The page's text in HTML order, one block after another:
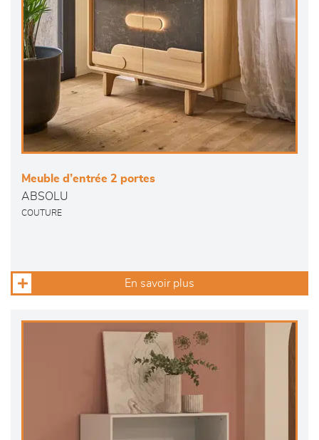
Meuble d’entrée 2 portes
ABSOLU
COUTURE
En savoir plus